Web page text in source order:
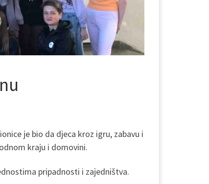
je bio da djeca kroz igru, zabavu i
kraju i domovini.
pripadnosti i zajedništva.